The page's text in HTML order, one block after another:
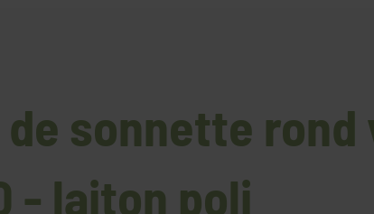
sonnette rond
- laiton poli